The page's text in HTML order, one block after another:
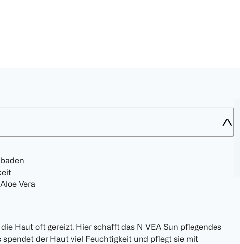
Vera
Haut oft gereizt. Hier schafft das NIVEA Sun pflegendes
spendet der Haut viel Feuchtigkeit und pflegt sie mit